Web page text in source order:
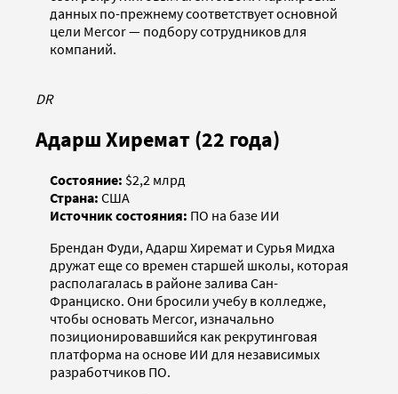
данных по-прежнему соответствует основной
цели Mercor — подбору сотрудников для
компаний.
DR
Адарш Хиремат (22 года)
Состояние: $2,2 млрд
Страна: США
Источник состояния: ПО на базе ИИ
Брендан Фуди, Адарш Хиремат и Сурья Мидха
дружат еще со времен старшей школы, которая
располагалась в районе залива Сан-
Франциско. Они бросили учебу в колледже,
чтобы основать Mercor, изначально
позиционировавшийся как рекрутинговая
платформа на основе ИИ для независимых
разработчиков ПО.